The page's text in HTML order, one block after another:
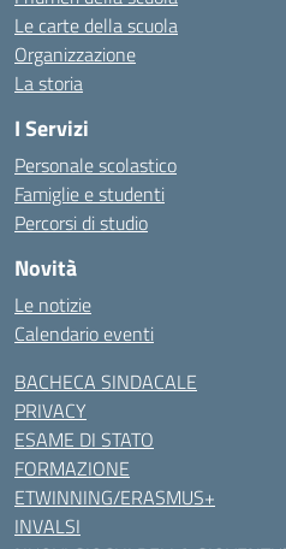
Le carte della scuola
Organizzazione
La storia
I Servizi
Personale scolastico
Famiglie e studenti
Percorsi di studio
Novità
Le notizie
Calendario eventi
BACHECA SINDACALE
PRIVACY
ESAME DI STATO
FORMAZIONE
ETWINNING/ERASMUS+
INVALSI